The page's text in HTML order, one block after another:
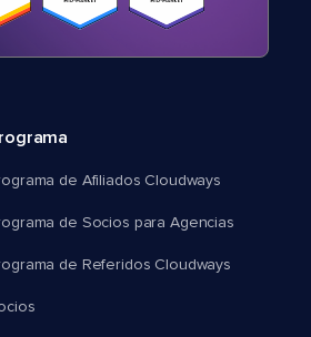
de Afiliados Cloudways
de Socios para Agencias
de Referidos Cloudways